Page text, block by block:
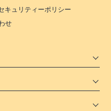
キュリティーポリシー
せ